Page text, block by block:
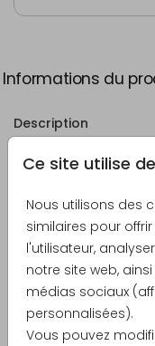
Ce site utilise
Nous utilisons des
similaires pour
l'utilisateur,
notre site web,
médias sociaux
personnalisées).
Vous pouvez
Informations du
Description
personnaliser vous-
commandez par
recevrez 10 cartes.
découpées à partir
dimensions de
de l'enveloppe
Voir plus
Créateur
Pretty Orange